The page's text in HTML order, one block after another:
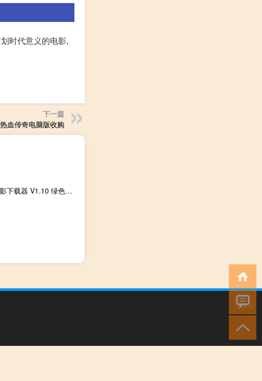
时代意义的电影,
下一篇
热血传奇电脑版收购
雷阵风电影下载器 V1.10 绿色免费版（雷阵风电影下载器 V1.10 绿色免费版功能简介）
小男孩